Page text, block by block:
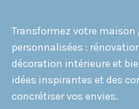
Transformez votre maison
personnalisées :
décoration intérieure et
idées inspirantes et des
concrétiser vos envies.